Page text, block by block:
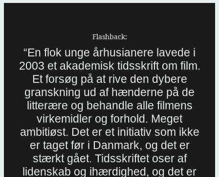
Flashback:
“En flok unge århusianere lavede i
2003 et akademisk tidsskrift om film.
Et forsøg på at rive den dybere
granskning ud af hænderne på de
litterære og behandle alle filmens
virkemidler og forhold. Meget
ambitiøst. Det er et initiativ som ikke
er taget før i Danmark, og det er
stærkt gået. Tidsskriftet oser af
lidenskab og ihærdighed, og det er